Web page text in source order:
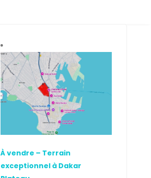
À vendre – Terrain
exceptionnel à Dakar